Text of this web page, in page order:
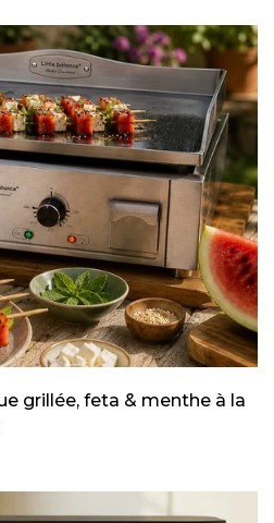
grillée, feta & menthe à la